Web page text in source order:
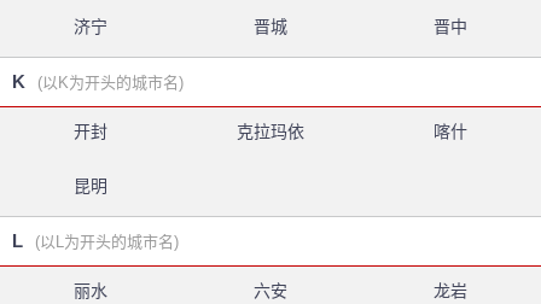
济宁 晋城 晋中
K (以K为开头的城市名)
开封 克拉玛依 喀什
昆明
L (以L为开头的城市名)
丽水 六安 龙岩